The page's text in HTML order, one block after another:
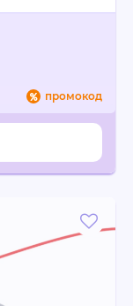
промокод